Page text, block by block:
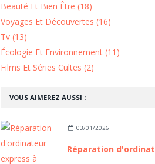
VOUS AIMEREZ AUSSI :
03/01/2026
Beauté Et Bien Être (18)
Voyages Et Découvertes (16)
Tv (13)
Écologie Et Environnement (11)
Films Et Séries Cultes (2)